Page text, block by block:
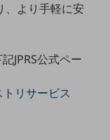
、より手軽に安
JPRS公式ペー
リサービス